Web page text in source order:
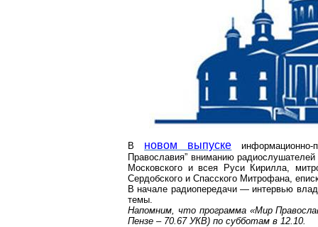
В новом выпуске информационно-
Православия” вниманию
Московского и всея Руси Кирилла,
Сердобского и Спасского Митрофана,
В начале радиопередачи — интервью
темы.
Напомним, что программа «Мир
Пензе – 70.67 УКВ) по субботам в 12.10.